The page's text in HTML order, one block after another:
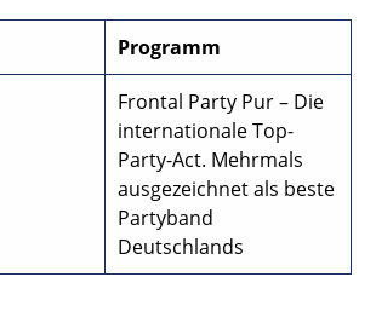
Programm
Frontal Party Pur – Die
internationale Top-
Party-Act. Mehrmals
ausgezeichnet als beste
Partyband
Deutschlands